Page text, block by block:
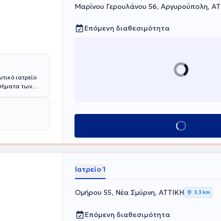
ιατρείο
των
με
Επιπλέον,
από την
και του
laser,
γιατρός
ενώ
ενημέρωση
Μαρίνου Γερουλάνου 56, Αργυρούπολη,
Επόμενη διαθεσιμότητα
Κλείσε ραντεβού
Ιατρείο 1
Ομήρου 55, Νέα Σμύρνη, ΑΤΤΙΚΗ 3,3 km
Επόμενη διαθεσιμότητα